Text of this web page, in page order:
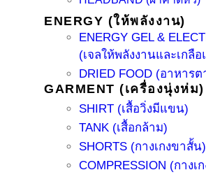
ENERGY (ให้พลังงาน)
ENERGY GEL &
(เจลให้พลังงานและเกลือ
DRIED FOOD (อาหาร
GARMENT (เครื่องนุ่งห่ม)
SHIRT (เสื้อวิ่งมีแขน)
TANK (เสื้อกล้าม)
SHORTS (กางเกงขาสั้น)
COMPRESSION (กางเ